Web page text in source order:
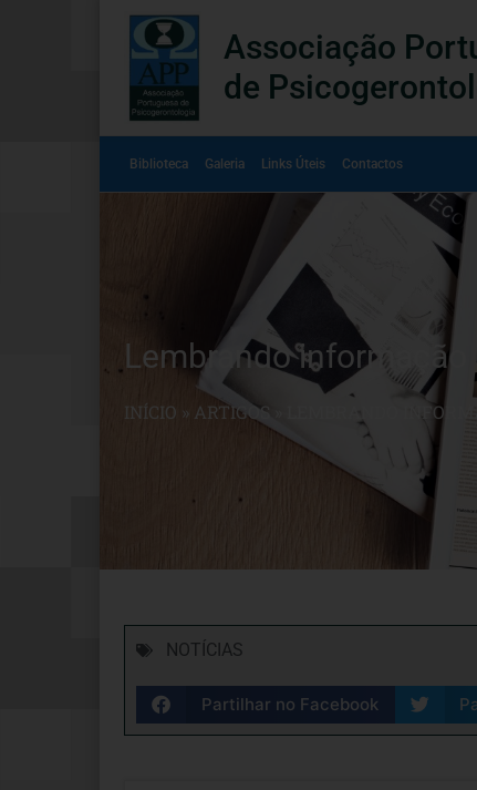
Associação
de
Biblioteca Galeria Links Úteis Contactos
Lembrando informação
INÍCIO » ARTIGOS LEMBRANDO
NOTÍCIAS
Partilhar no Facebook